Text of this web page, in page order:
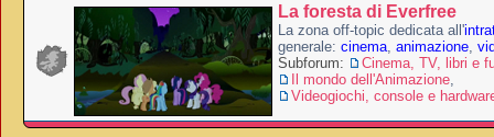
La foresta di Everfree
La zona off-topic dedicata all'
generale: cinema, animazione,
Subforum:
Cinema, TV, libri e
Il mondo dell'Animazione,
Videogiochi, console e